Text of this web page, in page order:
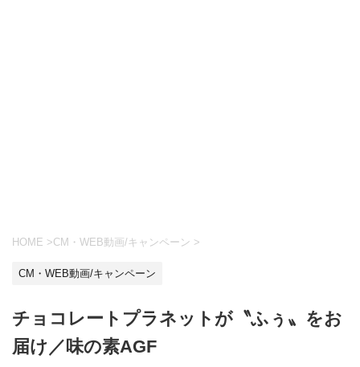
HOME >CM・WEB動画/キャンペーン >
CM・WEB動画/キャンペーン
チョコレートプラネットが〝ふぅ〟をお
届け／味の素AGF